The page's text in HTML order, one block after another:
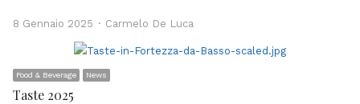
8 Gennaio 2025 Author
Carmelo De Luca
Food & Beverage News
Taste 2025